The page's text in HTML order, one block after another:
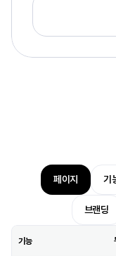
필요한
페이지 기
브랜딩
기능